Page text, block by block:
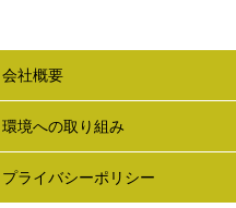
会社概要
環境への取り組み
プライバシーポリシー